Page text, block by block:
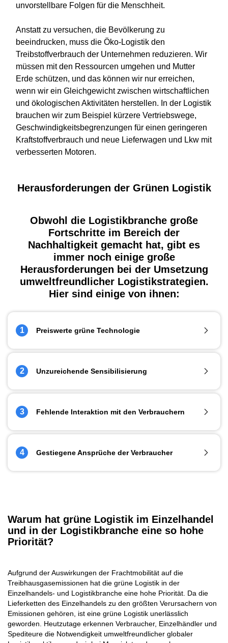
unvorstellbare Folgen für die Menschheit.
Anstatt zu versuchen, die Bevölkerung zu
beeindrucken, muss die Öko-Logistik den
Treibstoffverbrauch der Unternehmen reduzieren. Wir
müssen mit den Ressourcen umgehen und Mutter
Erde schützen, und das können wir nur erreichen,
wenn wir ein Gleichgewicht zwischen wirtschaftlichen
und ökologischen Aktivitäten herstellen. In der Logistik
brauchen wir zum Beispiel kürzere Vertriebswege,
Geschwindigkeitsbegrenzungen für einen geringeren
Kraftstoffverbrauch und neue Lieferwagen und Lkw mit
verbesserten Motoren.
Herausforderungen der Grünen Logistik
Obwohl die Logistikbranche große
Fortschritte im Bereich der
Nachhaltigkeit gemacht hat, gibt es
immer noch einige große
Herausforderungen bei der Umsetzung
umweltfreundlicher Logistikstrategien.
Hier sind einige von ihnen:
1 Preiswerte grüne Technologie
sie sind relativ billiger als einige erneuerbare Energien.
grüne Logistik engagieren.
2 Unzureichende Sensibilisierung
massenhaften Einführung umweltfreundlicher Maßnahmen
Medienplattformen benötigt, um Unternehmen und
Vorteile zu informieren und aufzuklären.
3 Fehlende Interaktion mit den Verbrauchern
sichtbar. Das liegt daran, dass es keine direkte Interaktion
Folge, dass bestehende und potenzielle Kunden die
4 Gestiegene Ansprüche der Verbraucher
Umweltverschmutzung und Emissionsbelastung.
Warum hat grüne Logistik im Einzelhandel
und in der Logistikbranche eine so hohe
Priorität?
Aufgrund der Auswirkungen der Frachtmobilität auf die
Treibhausgasemissionen hat die grüne Logistik in der
Einzelhandels- und Logistikbranche eine hohe Priorität. Da die
Lieferketten des Einzelhandels zu den größten Verursachern von
Emissionen gehören, ist eine grüne Logistik unerlässlich
geworden. Heutzutage erkennen Verbraucher, Einzelhändler und
Spediteure die Notwendigkeit umweltfreundlicher globaler